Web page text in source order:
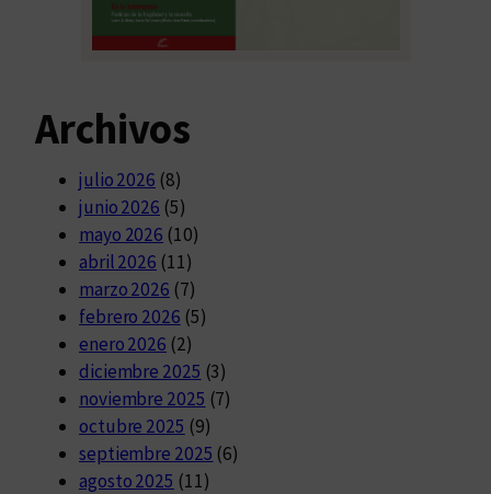
Archivos
julio 2026 (8)
junio 2026 (5)
mayo 2026 (10)
abril 2026 (11)
marzo 2026 (7)
febrero 2026 (5)
enero 2026 (2)
diciembre 2025 (3)
noviembre 2025 (7)
octubre 2025 (9)
septiembre 2025 (6)
agosto 2025 (11)